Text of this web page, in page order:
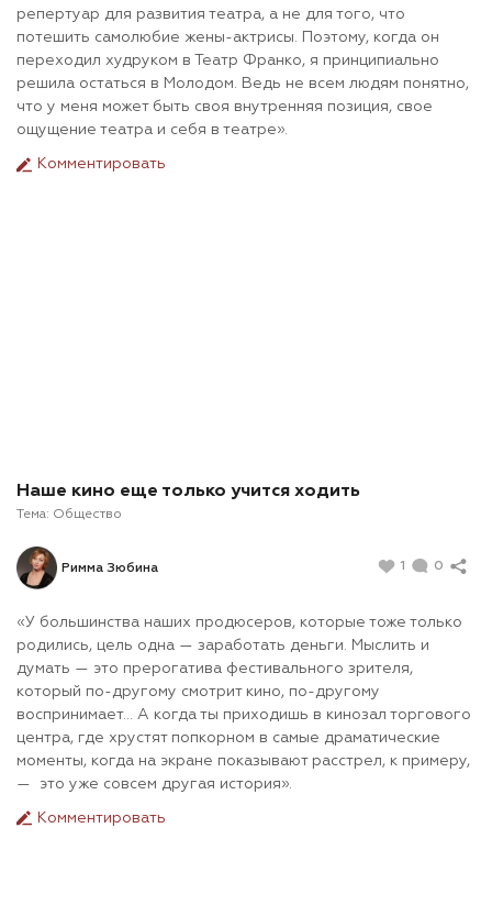
репертуар для развития театра, а не для того, что
потешить самолюбие жены-актрисы. Поэтому, когда он
переходил худруком в Театр Франко, я принципиально
решила остаться в Молодом. Ведь не всем людям понятно,
что у меня может быть своя внутренняя позиция, свое
ощущение театра и себя в театре».
Комментировать
Наше кино еще только учится ходить
Тема: Общество
Римма Зюбина 1 0
«У большинства наших продюсеров, которые тоже только
родились, цель одна — заработать деньги. Мыслить и
думать — это прерогатива фестивального зрителя,
который по-другому смотрит кино, по-другому
воспринимает… А когда ты приходишь в кинозал торгового
центра, где хрустят попкорном в самые драматические
моменты, когда на экране показывают расстрел, к примеру,
— это уже совсем другая история».
Комментировать